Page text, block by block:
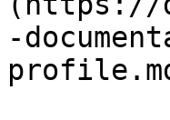
-